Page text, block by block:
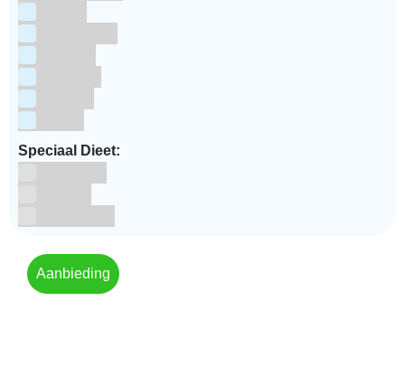
Speciaal Dieet:
Aanbieding